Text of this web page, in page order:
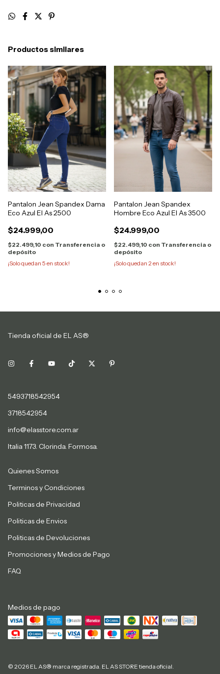
Productos similares
Pantalon Jean Spandex Dama
Eco Azul El As 2500
$24.999,00
$22.499,10 con Transferencia o
depósito
¡Solo quedan 5 en stock!
Pantalon Jean Spandex
Hombre Eco Azul El As 3500
$24.999,00
$22.499,10 con Transferencia o
depósito
¡Solo quedan 2 en stock!
Tienda oficial de EL AS®
5493718542954
3718542954
info@elasstore.com.ar
Italia 1173. Clorinda. Formosa.
Quienes Somos
Terminos y Condiciones
Politicas de Privacidad
Politicas de Envios
Politicas de Devoluciones
Promociones y Medios de Pago
FAQ
Medios de pago
© 2026 EL AS® marca registrada. EL AS STORE tienda oficial.